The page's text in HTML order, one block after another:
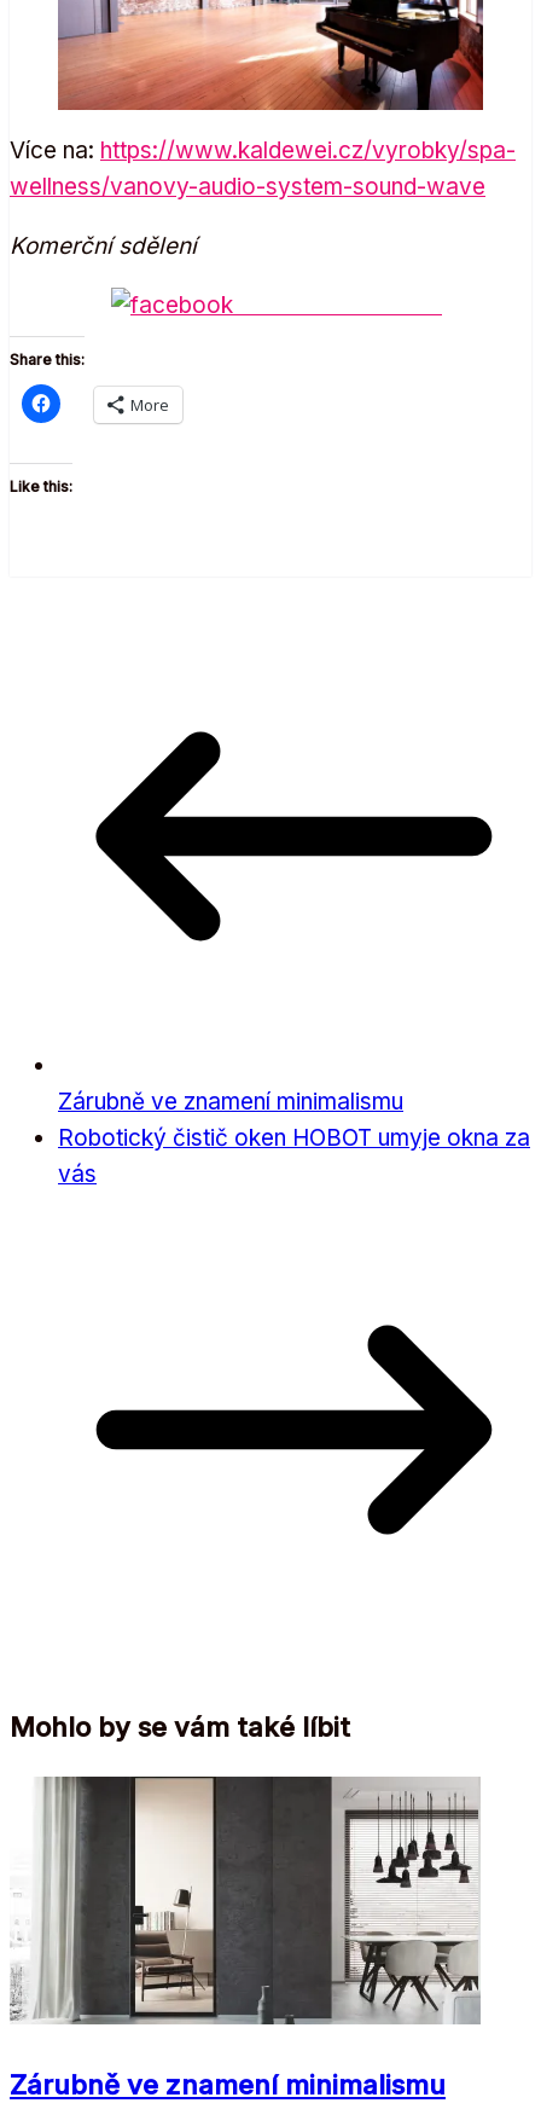
Více na: https://www.kaldewei.cz/vyrobky/spa-
wellness/vanovy-audio-system-sound-wave
Komerční sdělení
Share this:
More
Like this:
Zárubně ve znamení minimalismu
Robotický čistič oken HOBOT umyje okna za
vás
Mohlo by se vám také líbit
Zárubně ve znamení minimalismu